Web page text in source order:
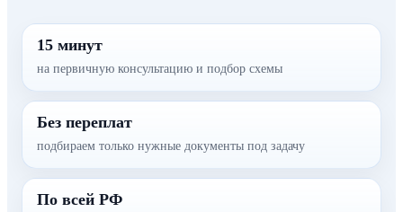
15 минут
на первичную консультацию и подбор схемы
Без переплат
подбираем только нужные документы под задачу
По всей РФ